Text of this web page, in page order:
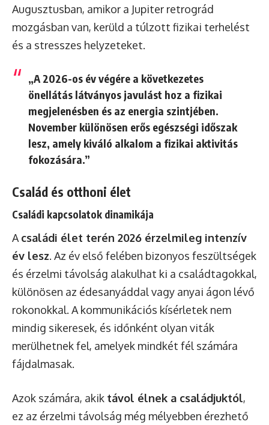
Augusztusban, amikor a Jupiter retrográd
mozgásban van, kerüld a túlzott fizikai terhelést
és a stresszes helyzeteket.
„A 2026-os év végére a következetes
önellátás látványos javulást hoz a fizikai
megjelenésben és az energia szintjében.
November különösen erős egészségi időszak
lesz, amely kiváló alkalom a fizikai aktivitás
fokozására.”
Család és otthoni élet
Családi kapcsolatok dinamikája
A családi élet terén 2026 érzelmileg intenzív
év lesz. Az év első felében bizonyos feszültségek
és érzelmi távolság alakulhat ki a családtagokkal,
különösen az édesanyáddal vagy anyai ágon lévő
rokonokkal. A kommunikációs kísérletek nem
mindig sikeresek, és időnként olyan viták
merülhetnek fel, amelyek mindkét fél számára
fájdalmasak.
Azok számára, akik távol élnek a családjuktól,
ez az érzelmi távolság még mélyebben érezhető